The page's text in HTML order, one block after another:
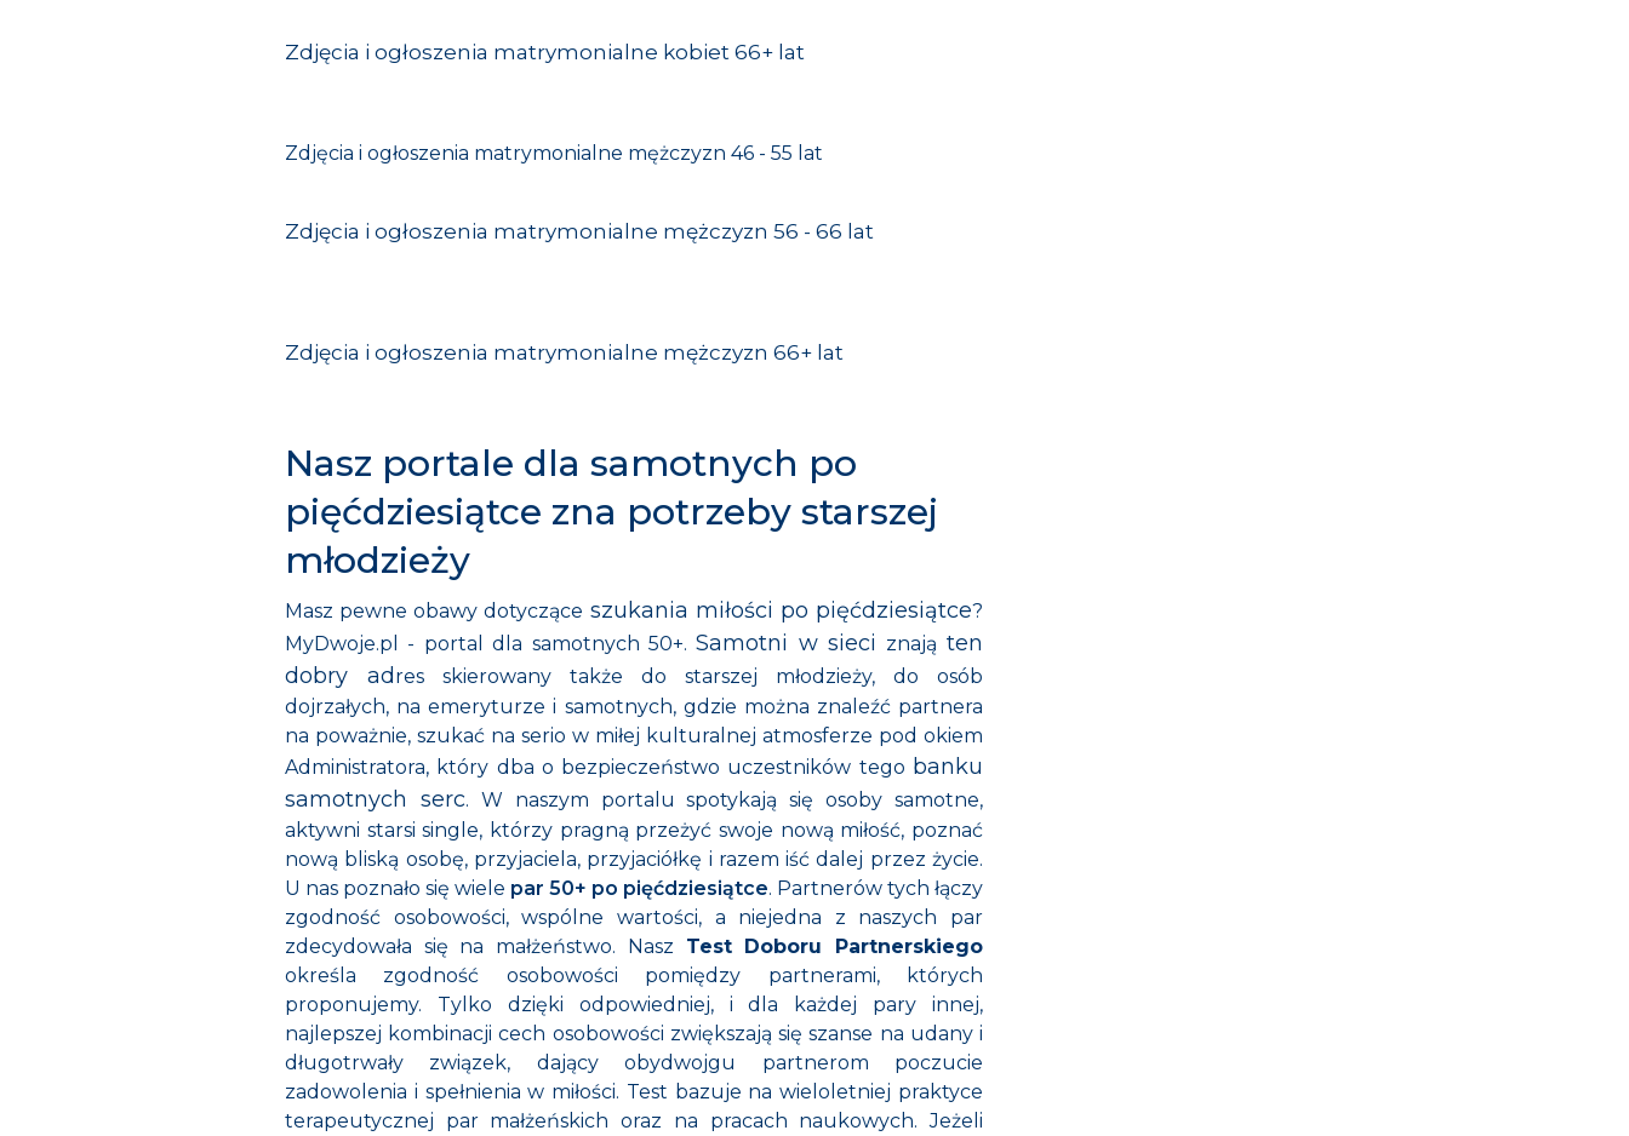
Zdjęcia i ogłoszenia matrymonialne kobiet 66+ lat
Zdjęcia i ogłoszenia matrymonialne mężczyzn 46 - 55 lat
Zdjęcia i ogłoszenia matrymonialne mężczyzn 56 - 66 lat
Zdjęcia i ogłoszenia matrymonialne mężczyzn 66+ lat
Nasz portale dla samotnych po
pięćdziesiątce zna potrzeby starszej
młodzieży
Masz pewne obawy dotyczące szukania miłości po pięćdziesiątce?
MyDwoje.pl - portal dla samotnych 50+.Samotni w sieci znają ten
dobry adres skierowany także do starszej młodzieży, do osób
dojrzałych, na emeryturze i samotnych, gdzie można znaleźć partnera
na poważnie, szukać na serio w miłej kulturalnej atmosferze pod okiem
Administratora, który dba o bezpieczeństwo uczestników tego banku
samotnych serc. W naszym portalu spotykają się osoby samotne,
aktywni starsi single, którzy pragną przeżyć swoje nową miłość, poznać
nową bliską osobę, przyjaciela, przyjaciółkę i razem iść dalej przez życie.
U nas poznało się wiele par 50+ po pięćdziesiątce. Partnerów tych łączy
zgodność osobowości, wspólne wartości, a niejedna z naszych par
zdecydowała się na małżeństwo. Nasz Test Doboru Partnerskiego
określa zgodność osobowości pomiędzy partnerami, których
proponujemy. Tylko dzięki odpowiedniej, i dla każdej pary innej,
najlepszej kombinacji cech osobowości zwiększają się szanse na udany i
długotrwały związek, dający obydwojgu partnerom poczucie
zadowolenia i spełnienia w miłości. Test bazuje na wieloletniej praktyce
terapeutycznej par małżeńskich oraz na pracach naukowych. Jeżeli